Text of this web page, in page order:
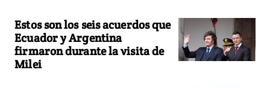
Estos son los seis acuerdos que
Ecuador y Argentina
firmaron durante la visita de
Milei